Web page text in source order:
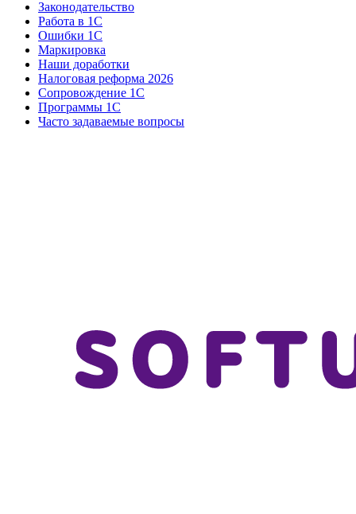
Законодательство
Работа в 1С
Ошибки 1С
Маркировка
Наши доработки
Налоговая реформа 2026
Сопровождение 1С
Программы 1С
Часто задаваемые вопросы